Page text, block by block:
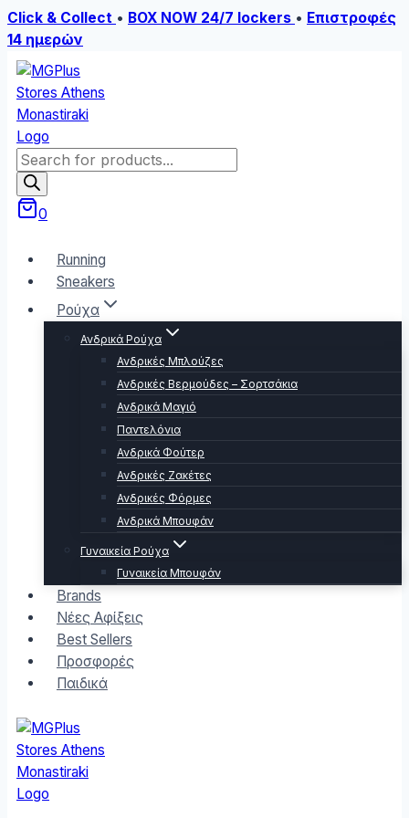
Click & Collect • BOX NOW 24/7 lockers • Επιστροφές
14 ημερών
Skip
to
content
Products
search
0
Running
Sneakers
Ρούχα
Ανδρικά Ρούχα
Ανδρικές Μπλούζες
Ανδρικές Βερμούδες – Σορτσάκια
Ανδρικά Μαγιό
Παντελόνια
Ανδρικά Φούτερ
Ανδρικές Ζακέτες
Ανδρικές Φόρμες
Ανδρικά Μπουφάν
Γυναικεία Ρούχα
Γυναικεία Μπουφάν
Brands
Νέες Αφίξεις
Best Sellers
Προσφορές
Παιδικά